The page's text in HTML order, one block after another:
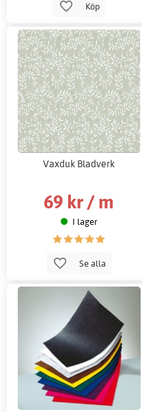
Köp
Vaxduk Bladverk
69 kr / m
I lager
Se alla